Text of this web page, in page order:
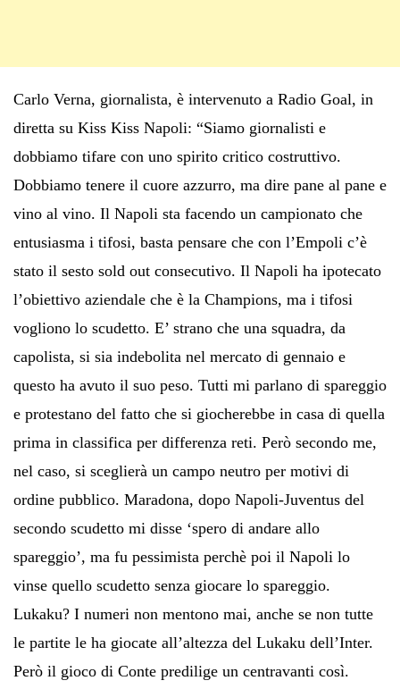
Carlo Verna, giornalista, è intervenuto a Radio Goal, in
diretta su Kiss Kiss Napoli: “Siamo giornalisti e
dobbiamo tifare con uno spirito critico costruttivo.
Dobbiamo tenere il cuore azzurro, ma dire pane al pane e
vino al vino. Il Napoli sta facendo un campionato che
entusiasma i tifosi, basta pensare che con l’Empoli c’è
stato il sesto sold out consecutivo. Il Napoli ha ipotecato
l’obiettivo aziendale che è la Champions, ma i tifosi
vogliono lo scudetto. E’ strano che una squadra, da
capolista, si sia indebolita nel mercato di gennaio e
questo ha avuto il suo peso. Tutti mi parlano di spareggio
e protestano del fatto che si giocherebbe in casa di quella
prima in classifica per differenza reti. Però secondo me,
nel caso, si sceglierà un campo neutro per motivi di
ordine pubblico. Maradona, dopo Napoli-Juventus del
secondo scudetto mi disse ‘spero di andare allo
spareggio’, ma fu pessimista perchè poi il Napoli lo
vinse quello scudetto senza giocare lo spareggio.
Lukaku? I numeri non mentono mai, anche se non tutte
le partite le ha giocate all’altezza del Lukaku dell’Inter.
Però il gioco di Conte predilige un centravanti così.